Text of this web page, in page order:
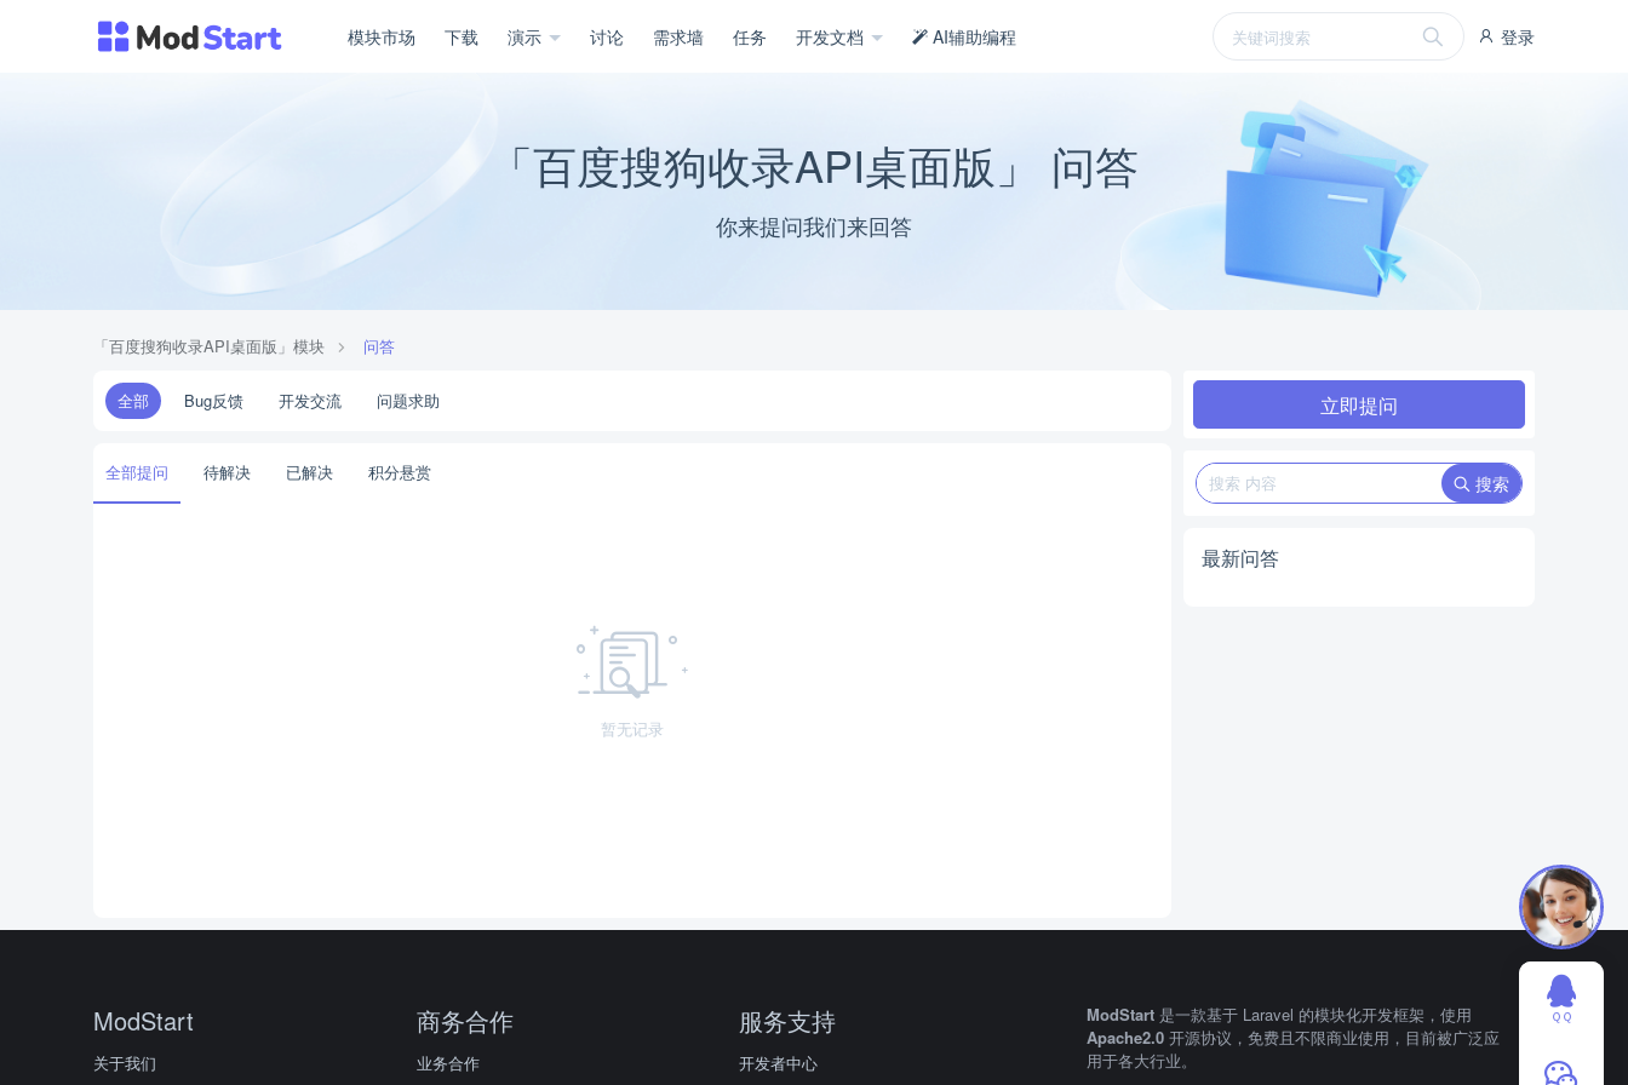
登录
模块市场 下载 演示 讨论 需求墙 任务 开发文档 AI辅助编程
「百度搜狗收录API桌面版」 问答
你来提问我们来回答
「百度搜狗收录API桌面版」模块 问答
全部 Bug反馈 开发交流 问题求助
全部提问 待解决 已解决 积分悬赏
暂无记录
立即提问
搜索
最新问答
ModStart
关于我们
商务合作
业务合作
服务支持
开发者中心
ModStart 是一款基于 Laravel 的模块化开发框架，使用
Apache2.0 开源协议，免费且不限商业使用，目前被广泛应
用于各大行业。
ＱＱ